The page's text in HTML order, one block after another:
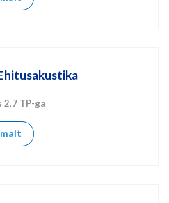
TP-ga